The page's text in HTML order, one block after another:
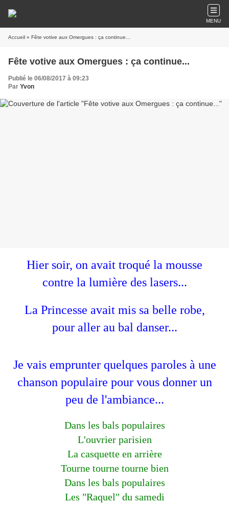
MENU
Accueil » Fête votive aux Omergues : ça continue...
Fête votive aux Omergues : ça continue...
Publié le 06/08/2017 à 09:23
Par Yvon
Hier soir, on avait troqué la mousse
contre la lumière des lasers...
La Princesse avait mis sa belle robe,
pour aller au bal danser...
Je vais emprunter quelques paroles à une
chanson populaire pour vous donner un
peu de l'ambiance...
Dans les bals populaires
L'ouvrier parisien
La casquette en arrière
Tourne tourne tourne bien
Dans les bals populaires
Les "Raquel" du samedi